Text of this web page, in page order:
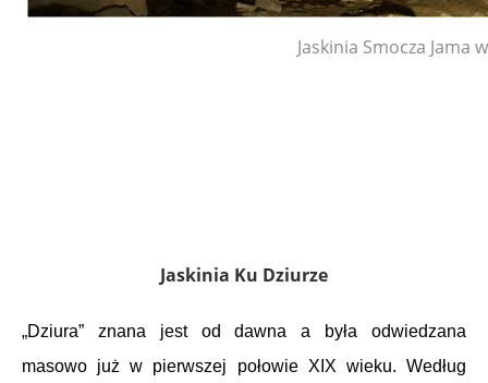
Jaskinia Smocza Jama
Jaskinia Ku Dziurze
„Dziura” znana jest od dawna a była odwiedzana
masowo już w pierwszej połowie XIX wieku. Według